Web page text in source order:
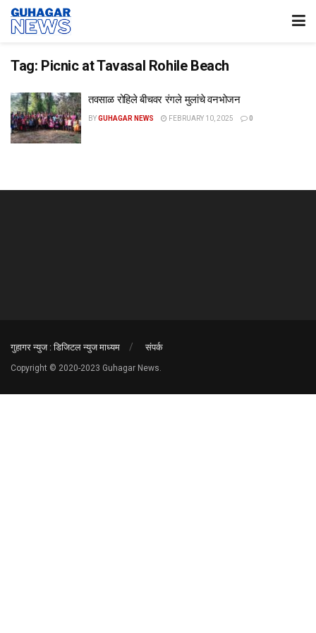
Tag: Picnic at Tavasal Rohile Beach
तवसाळ रोहिले बीचवर रंगले मुलांचे वनभोजन
BYGUHAGAR NEWS FEBRUARY 10, 2025 0
गुहागर न्युज : डिजिटल न्युज माध्यम संपर्क
Copyright © 2020-2023 Guhagar News.